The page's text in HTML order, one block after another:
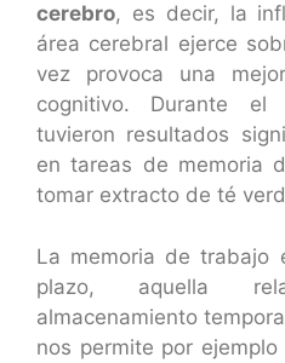
cerebro, es decir, la
área cerebral ejerce
vez provoca una
cognitivo. Durante
tuvieron resultados
en tareas de memoria
tomar extracto de té
La memoria de trabajo
plazo, aquella
almacenamiento
nos permite por